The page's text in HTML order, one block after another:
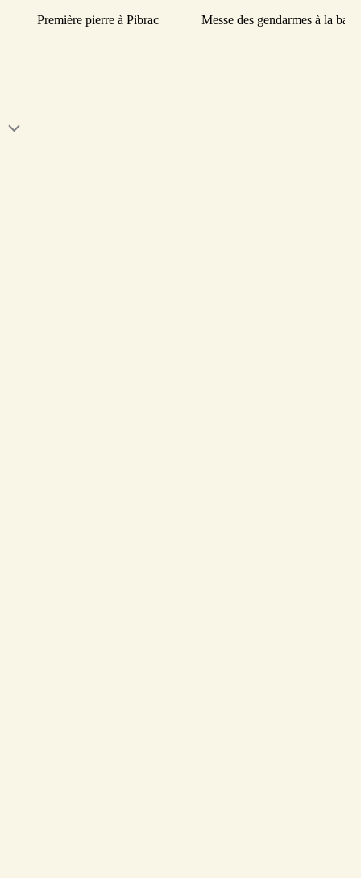
Première pierre à Pibrac
Messe des gendarmes à la